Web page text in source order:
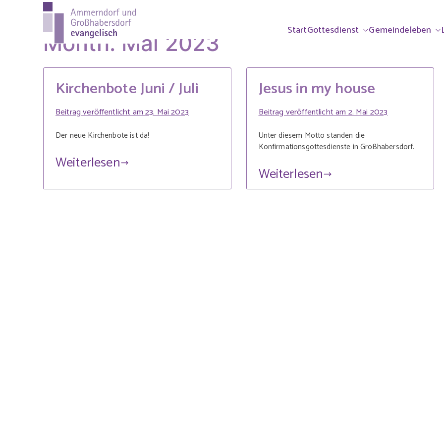
Ammerndorf &
evangelisch
Evang.-Luth. Pfarrei Ammerndorf-Großhabersdorf
StartGottesdienst Gemeindeleben
Month: Mai 2023
Kirchenbote Juni / Juli
Beitrag veröffentlicht am23. Mai 2023
Der neue Kirchenbote ist da!
Weiterlesen
Jesus in my house
Beitrag veröffentlicht am2. Mai 2023
Unter diesem Motto standen die
Konfirmationsgottesdienste in Großhabersdorf.
Weiterlesen